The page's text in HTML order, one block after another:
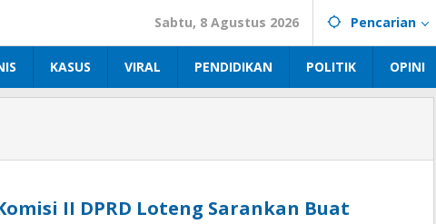
Sabtu, 8 Agustus 2026 Pencarian
KASUS VIRAL PENDIDIKAN POLITIK OPINI
II DPRD Loteng Sarankan Buat